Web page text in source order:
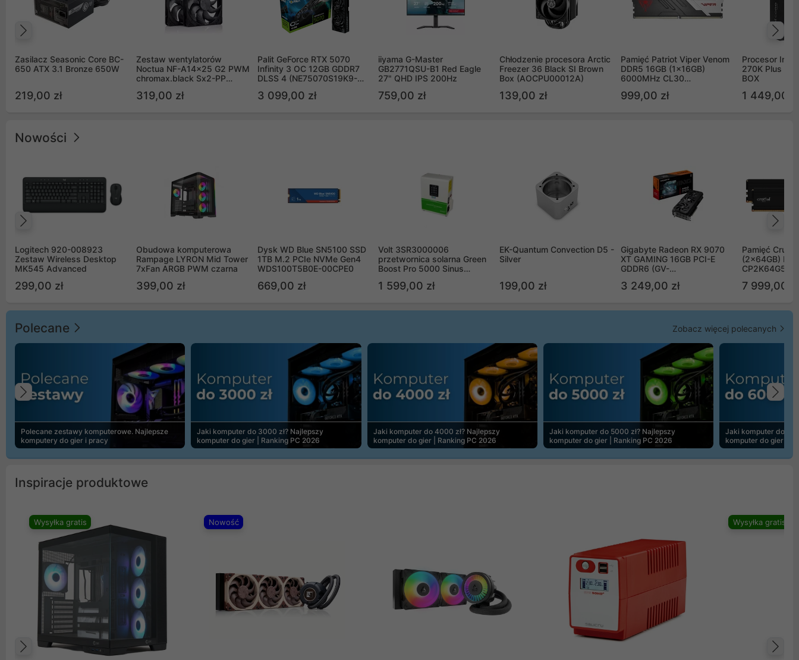
Zasilacz Seasonic Core BC-
650 ATX 3.1 Bronze 650W
219,00 zł
Zestaw wentylatorów
Noctua NF-A14x25 G2 PWM
chromax.black Sx2-PP
(2szt)
319,00 zł
Palit GeForce RTX 5070
Infinity 3 OC 12GB GDDR7
DLSS 4 (NE75070S19K9-
3 099,00 zł
iiyama G-Master
GB2771QSU-B1 Red Eagle
27" QHD IPS 200Hz
759,00 zł
Chłodzenie procesora Arctic
Freezer 36 Black SI Brown
Box (AOCPU00012A)
139,00 zł
Pamięć Patriot Viper Venom
DDR5 16GB (1x16GB)
6000MHz CL30
999,00 zł
Procesor Intel
270K Plus
BOX
1 449,00 zł
Nowości
Logitech 920-008923
Zestaw Wireless Desktop
MK545 Advanced
299,00 zł
Obudowa komputerowa
Rampage LYRON Mid Tower
7xFan ARGB PWM czarna
399,00 zł
Dysk WD Blue SN5100 SSD
1TB M.2 PCIe NVMe Gen4
WDS100T5B0E-00CPE0
669,00 zł
Volt 3SR3000006
przetwornica solarna Green
Boost Pro 5000 Sinus
1 599,00 zł
EK-Quantum Convection D5 -
Silver
199,00 zł
Gigabyte Radeon RX 9070
XT GAMING 16GB PCI-E
GDDR6 (GV-
3 249,00 zł
Pamięć
(2x64GB)
7 999,00 zł
Polecane Zobacz więcej polecanych
Polecane zestawy komputerowe. Najlepsze
komputery do gier i pracy
Jaki komputer do 3000 zł? Najlepszy
komputer do gier | Ranking PC 2026
Jaki komputer do 4000 zł? Najlepszy
komputer do gier | Ranking PC 2026
Jaki komputer do 5000 zł? Najlepszy
komputer do gier | Ranking PC 2026
Jaki komputer do
komputer do gier |
Poprzedni
Inspiracje produktowe
Wysyłka gratis Nowość Wysyłka gratis